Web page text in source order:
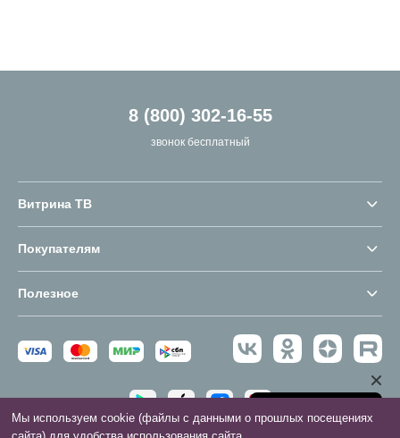
8 (800) 302-16-55
звонок бесплатный
Витрина ТВ
Покупателям
Полезное
Мы используем cookie (файлы с данными о прошлых посещениях